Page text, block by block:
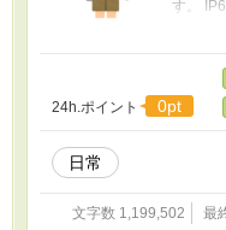
す。
か？
は防塵
異なる
1mm
塵の蓄
24h.ポイント 0pt
日常
文字数 1,199,502 最